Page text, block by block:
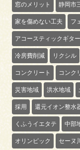
窓のメリット 静岡市
家を傷めない工夫 フ
アコースティックギター
冷房費削減 リクシル
コンクリート コンク
災害地域 洪水地域
採用 還元イオン整水
くふうイエタテ 中部
オリンピック セーヌ川